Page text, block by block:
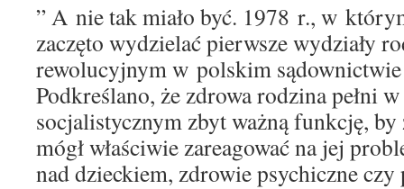
” A nie tak miało być. 1978 r., w
zaczęto wydzielać pierwsze wydziały
rewolucyjnym w polskim sądownictwie
Podkreślano, że zdrowa rodzina pełni
socjalistycznym zbyt ważną funkcję,
mógł właściwie zareagować na jej
nad dzieckiem, zdrowie psychiczne czy